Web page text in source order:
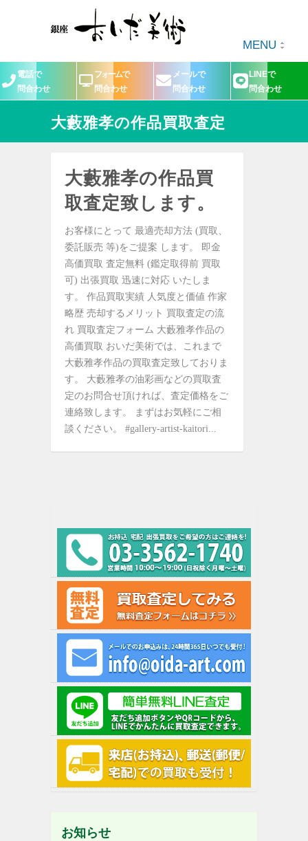
MENU
電話で
問合わせ
フォームで
問合わせ
メールで
問合わせ
LINEで
問合わせ
大藪雅孝の作品買取査定
大藪雅孝の作品買
取査定致します。
お客様にとって 最適売却方法 (買取、
委託販売 等)をご提案 します。 即金
高価買取 査定無料 (鑑定取得前 買取
可) 出張買取 迅速に対応 いたしま
す。 作品買取実績 人気度と価値 作家
略歴 売却するメリット 買取査定の流
れ 買取査定フォーム 大藪雅孝作品の
高価買取 おいだ美術では、これまで
大藪雅孝作品の買取査定致しておりま
す。 大藪雅孝の油彩画などの買取査
定のお問合せ頂ければ、査定価格をご
連絡致します。 まずはお気軽にご相
談ください。 #gallery-artist-kaitori...
お知らせ